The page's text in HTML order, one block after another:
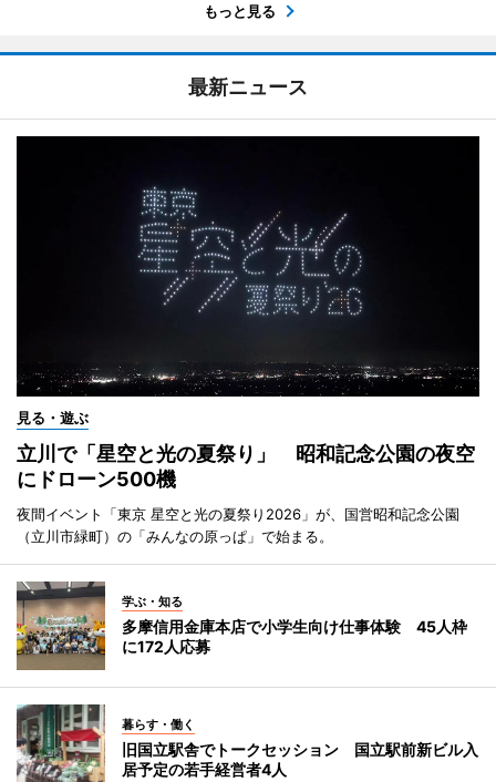
もっと見る
最新ニュース
見る・遊ぶ
立川で「星空と光の夏祭り」 昭和記念公園の夜空
にドローン500機
夜間イベント「東京 星空と光の夏祭り2026」が、国営昭和記念公園
（立川市緑町）の「みんなの原っぱ」で始まる。
学ぶ・知る
多摩信用金庫本店で小学生向け仕事体験 45人枠
に172人応募
暮らす・働く
旧国立駅舎でトークセッション 国立駅前新ビル入
居予定の若手経営者4人